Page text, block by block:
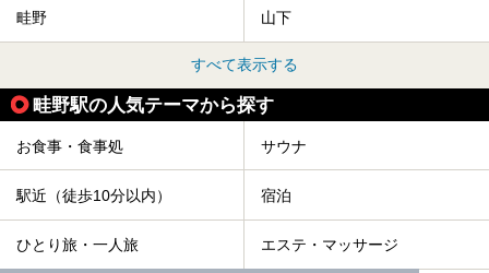
畦野 山下
すべて表示する
畦野駅の人気テーマから探す
お食事・食事処 サウナ
駅近（徒歩10分以内） 宿泊
ひとり旅・一人旅 エステ・マッサージ